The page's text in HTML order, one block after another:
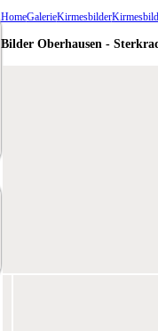
HomeGalerieKirmesbilder
Bilder Oberhausen -